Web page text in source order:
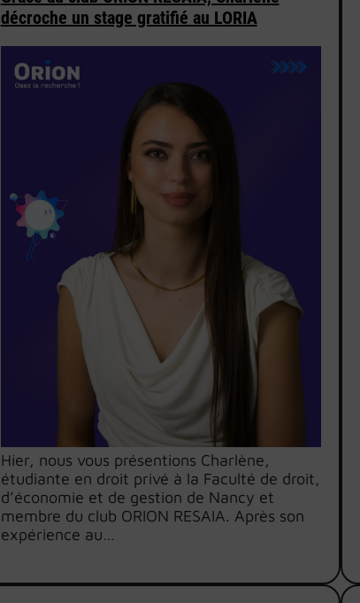
décroche un stage gratifié au LORIA
Hier, nous vous présentions Charlène,
étudiante en droit privé à la Faculté de droit,
d’économie et de gestion de Nancy et
membre du club ORION RESAIA. Après son
expérience au…